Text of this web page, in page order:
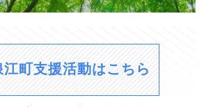
江町支援活動はこちら